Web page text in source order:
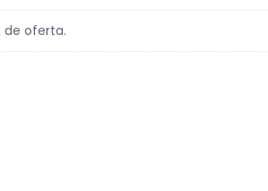
de oferta.